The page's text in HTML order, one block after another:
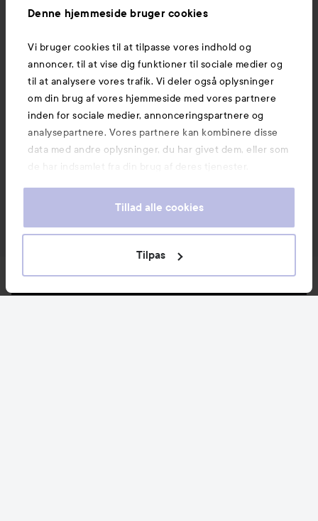
Denne hjemmeside bruger cookies
Vi bruger cookies til at tilpasse vores indhold og
annoncer, til at vise dig funktioner til sociale medier og
til at analysere vores trafik. Vi deler også oplysninger
om din brug af vores hjemmeside med vores partnere
inden for sociale medier, annonceringspartnere og
analysepartnere. Vores partnere kan kombinere disse
data med andre oplysninger, du har givet dem, eller som
de har indsamlet fra din brug af deres tjenester.
Tillad alle cookies
Tilpas
Nyheder og tilbud